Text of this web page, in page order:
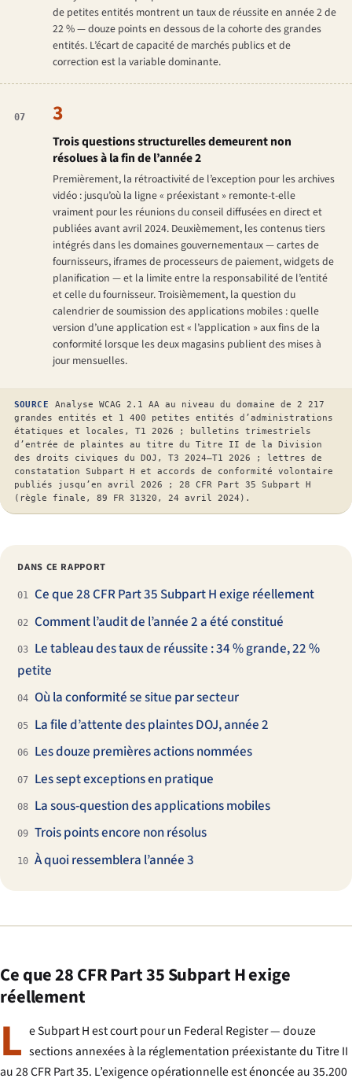
de petites entités montrent un taux de réussite en année 2 de
22 % — douze points en dessous de la cohorte des grandes
entités. L’écart de capacité de marchés publics et de
correction est la variable dominante.
07 3
Trois questions structurelles demeurent non
résolues à la fin de l’année 2
Premièrement, la rétroactivité de l’exception pour les archives
vidéo : jusqu’où la ligne « préexistant » remonte-t-elle
vraiment pour les réunions du conseil diffusées en direct et
publiées avant avril 2024. Deuxièmement, les contenus tiers
intégrés dans les domaines gouvernementaux — cartes de
fournisseurs, iframes de processeurs de paiement, widgets de
planification — et la limite entre la responsabilité de l’entité
et celle du fournisseur. Troisièmement, la question du
calendrier de soumission des applications mobiles : quelle
version d’une application est « l’application » aux fins de la
conformité lorsque les deux magasins publient des mises à
jour mensuelles.
SOURCE
Analyse WCAG 2.1 AA au niveau du domaine de 2 217
grandes entités et 1 400 petites entités d’administrations
étatiques et locales, T1 2026 ; bulletins trimestriels
d’entrée de plaintes au titre du Titre II de la Division
des droits civiques du DOJ, T3 2024–T1 2026 ; lettres de
constatation Subpart H et accords de conformité volontaire
publiés jusqu’en avril 2026 ; 28 CFR Part 35 Subpart H
(règle finale, 89 FR 31320, 24 avril 2024).
DANS CE RAPPORT
01 Ce que 28 CFR Part 35 Subpart H exige réellement
02 Comment l’audit de l’année 2 a été constitué
03 Le tableau des taux de réussite : 34 % grande, 22 %
petite
04 Où la conformité se situe par secteur
05 La file d’attente des plaintes DOJ, année 2
06 Les douze premières actions nommées
07 Les sept exceptions en pratique
08 La sous-question des applications mobiles
09 Trois points encore non résolus
10 À quoi ressemblera l’année 3
Ce que 28 CFR Part 35 Subpart H exige
réellement
L e Subpart H est court pour un Federal Register — douze
sections annexées à la réglementation préexistante du Titre II
au 28 CFR Part 35. L’exigence opérationnelle est énoncée au 35.200